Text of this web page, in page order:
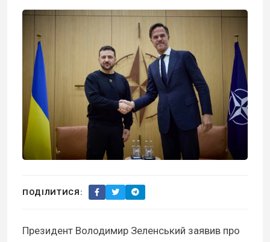
ПОДІЛИТИСЯ:
Президент Володимир Зеленський заявив про